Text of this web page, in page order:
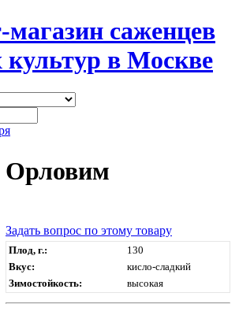
саженцев
культур в Москве
Орловим
Задать вопрос по этому товару
Плод, г.:
130
Вкус:
кисло-сладкий
Зимостойкость:
высокая